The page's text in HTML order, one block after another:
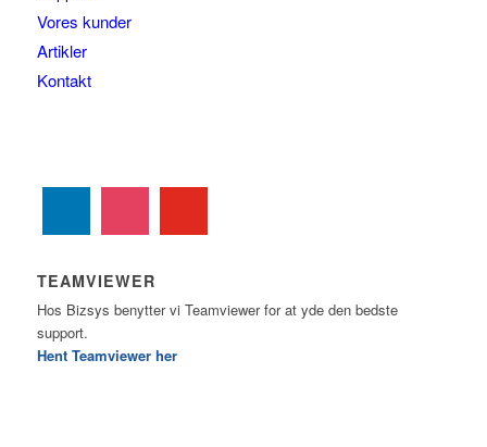
Vores kunder
Artikler
Kontakt
TEAMVIEWER
Hos Bizsys benytter vi Teamviewer for at yde den bedste
support.
Hent Teamviewer her